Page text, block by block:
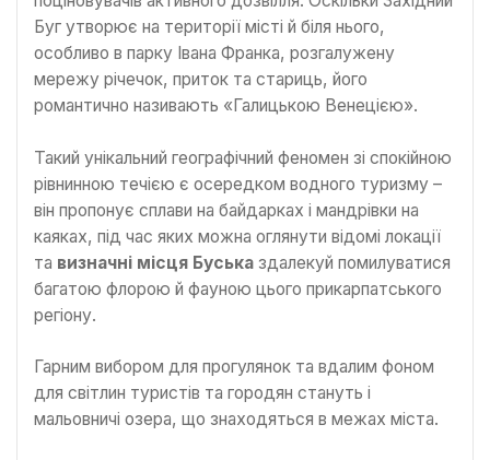
Буг утворює на території місті й біля нього,
особливо в парку Івана Франка, розгалужену
мережу річечок, приток та стариць, його
романтично називають «Галицькою Венецією».
Такий унікальний географічний феномен зі спокійною
рівнинною течією є осередком водного туризму –
він пропонує сплави на байдарках і мандрівки на
каяках, під час яких можна оглянути відомі локації
та визначні місця Буська здалекуй помилуватися
багатою флорою й фауною цього прикарпатського
регіону.
Гарним вибором для прогулянок та вдалим фоном
для світлин туристів та городян стануть і
мальовничі озера, що знаходяться в межах міста.